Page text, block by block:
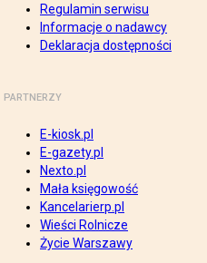
Regulamin serwisu
Informacje o nadawcy
Deklaracja dostępności
PARTNERZY
E-kiosk.pl
E-gazety.pl
Nexto.pl
Mała księgowość
Kancelarierp.pl
Wieści Rolnicze
Życie Warszawy